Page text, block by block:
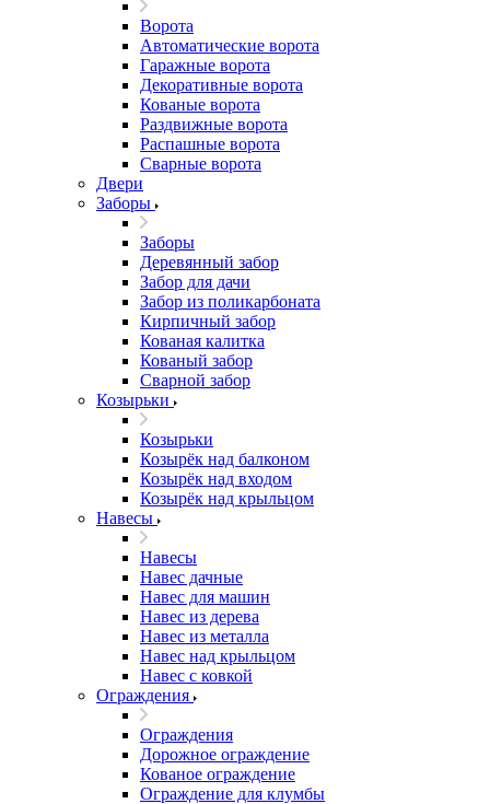
Ворота
Автоматические ворота
Гаражные ворота
Декоративные ворота
Кованые ворота
Раздвижные ворота
Распашные ворота
Сварные ворота
Двери
Заборы
Заборы
Деревянный забор
Забор для дачи
Забор из поликарбоната
Кирпичный забор
Кованая калитка
Кованый забор
Сварной забор
Козырьки
Козырьки
Козырёк над балконом
Козырёк над входом
Козырёк над крыльцом
Навесы
Навесы
Навес дачные
Навес для машин
Навес из дерева
Навес из металла
Навес над крыльцом
Навес с ковкой
Ограждения
Ограждения
Дорожное ограждение
Кованое ограждение
Ограждение для клумбы